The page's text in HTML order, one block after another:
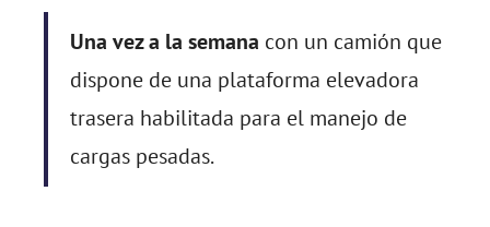
Una vez a la semana con un camión que
dispone de una plataforma elevadora
trasera habilitada para el manejo de
cargas pesadas.